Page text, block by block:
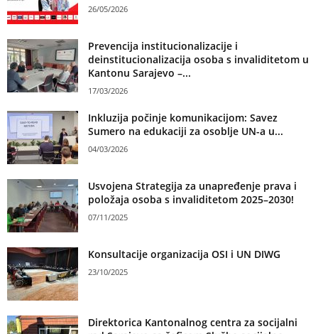
26/05/2026
Prevencija institucionalizacije i
deinstitucionalizacija osoba s invaliditetom u
Kantonu Sarajevo –...
17/03/2026
Inkluzija počinje komunikacijom: Savez
Sumero na edukaciji za osoblje UN-a u...
04/03/2026
Usvojena Strategija za unapređenje prava i
položaja osoba s invaliditetom 2025–2030!
07/11/2025
Konsultacije organizacija OSI i UN DIWG
23/10/2025
Direktorica Kantonalnog centra za socijalni